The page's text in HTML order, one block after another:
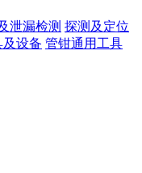
泄漏检测 探测及定位
及设备 管钳通用工具